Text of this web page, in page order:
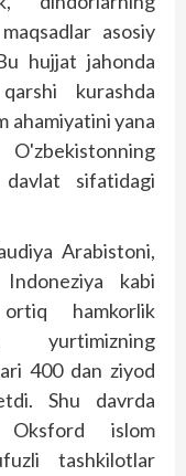
asosiy
hujjat jahonda
kurashda
ahamiyatini yana
sifatidagi
Arabistoni,
kabi
hamkorlik
yurtimizning
400 dan ziyod
Shu davrda
Oksford islom
tashkilotlar